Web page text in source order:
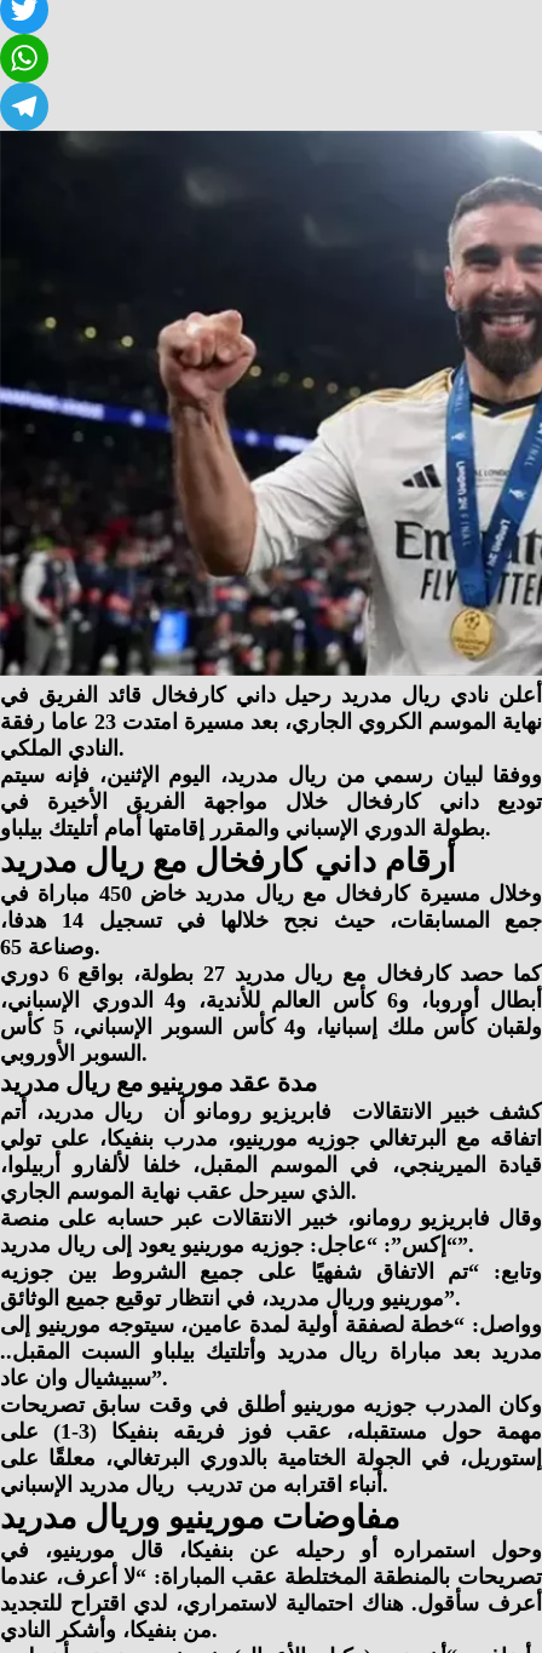
أعلن نادي ريال مدريد رحيل داني كارفخال قائد الفريق في
نهاية الموسم الكروي الجاري، بعد مسيرة امتدت 23 عاما رفقة
النادي الملكي.
ووفقا لبيان رسمي من ريال مدريد، اليوم الإثنين، فإنه سيتم
توديع داني كارفخال خلال مواجهة الفريق الأخيرة في
بطولة الدوري الإسباني والمقرر إقامتها أمام أتليتك بيلباو.
وخلال مسيرة كارفخال مع ريال مدريد خاض 450 مباراة في
جمع المسابقات، حيث نجح خلالها في تسجيل 14 هدفا،
وصناعة 65.
كما حصد كارفخال مع ريال مدريد 27 بطولة، بواقع 6 دوري
أبطال أوروبا، و6 كأس العالم للأندية، و4 الدوري الإسباني،
ولقبان كأس ملك إسبانيا، و4 كأس السوبر الإسباني، 5 كأس
السوبر الأوروبي.
مدة عقد مورينيو مع ريال مدريد
كشف خبير الانتقالات فابريزيو رومانو أن ريال مدريد، أتم
اتفاقه مع البرتغالي جوزيه مورينيو، مدرب بنفيكا، على تولي
قيادة الميرينجي، في الموسم المقبل، خلفا لألفارو أربيلوا،
الذي سيرحل عقب نهاية الموسم الجاري.
وقال فابريزيو رومانو، خبير الانتقالات عبر حسابه على منصة
“إكس”: “عاجل: جوزيه مورينيو يعود إلى ريال مدريد”.
وتابع: “تم الاتفاق شفهيًا على جميع الشروط بين جوزيه
مورينيو وريال مدريد، في انتظار توقيع جميع الوثائق”.
وواصل: “خطة لصفقة أولية لمدة عامين، سيتوجه مورينيو إلى
مدريد بعد مباراة ريال مدريد وأتلتيك بيلباو السبت المقبل..
سبيشيال وان عاد”.
وكان المدرب جوزيه مورينيو أطلق في وقت سابق تصريحات
مهمة حول مستقبله، عقب فوز فريقه بنفيكا (3-1) على
إستوريل، في الجولة الختامية بالدوري البرتغالي، معلقًا على
أنباء اقترابه من تدريب ريال مدريد الإسباني.
مفاوضات مورينيو وريال مدريد
وحول استمراره أو رحيله عن بنفيكا، قال مورينيو، في
تصريحات بالمنطقة المختلطة عقب المباراة: “لا أعرف، عندما
أعرف سأقول. هناك احتمالية لاستمراري، لدي اقتراح للتجديد
من بنفيكا، وأشكر النادي.